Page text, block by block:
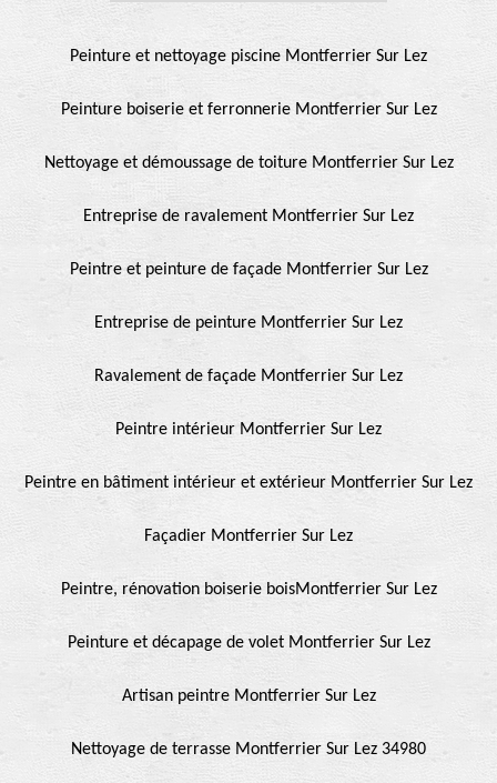
Peinture et nettoyage piscine Montferrier Sur Lez
Peinture boiserie et ferronnerie Montferrier Sur Lez
Nettoyage et démoussage de toiture Montferrier Sur Lez
Entreprise de ravalement Montferrier Sur Lez
Peintre et peinture de façade Montferrier Sur Lez
Entreprise de peinture Montferrier Sur Lez
Ravalement de façade Montferrier Sur Lez
Peintre intérieur Montferrier Sur Lez
Peintre en bâtiment intérieur et extérieur Montferrier Sur Lez
Façadier Montferrier Sur Lez
Peintre, rénovation boiserie boisMontferrier Sur Lez
Peinture et décapage de volet Montferrier Sur Lez
Artisan peintre Montferrier Sur Lez
Nettoyage de terrasse Montferrier Sur Lez 34980